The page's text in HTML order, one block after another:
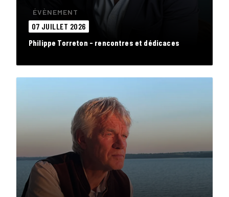
ÉVÈNEMENT
07 JUILLET 2026
Philippe Torreton - rencontres et dédicaces